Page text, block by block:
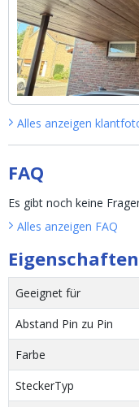
Alles anzeigen
FAQ
Es gibt noch keine
Alles anzeigen FAQ
Eigenschaften
Geeignet für
Abstand Pin zu Pin
Farbe
SteckerTyp